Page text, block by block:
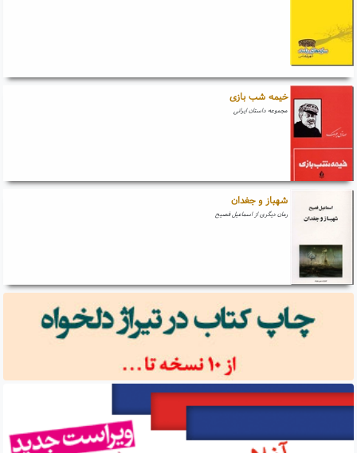
خیمه شب بازی
مجموعه داستان ایرانی
شهباز و جغدان
رمان دیگری از اسماعیل فصیح